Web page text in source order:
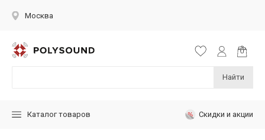
Москва
Найти
Каталог товаров Скидки и акции